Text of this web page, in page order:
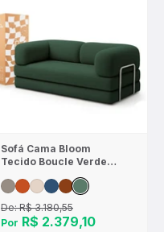
Sofá Cama Bloom
Tecido Boucle Verde
Musgo - Sofá na Caixa
De:R$ 3.180,55
Por R$ 2.379,10